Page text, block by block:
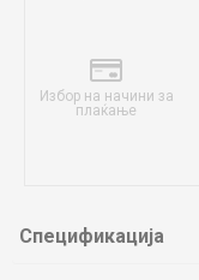
Избор на начини за
плаќање
Спецификација